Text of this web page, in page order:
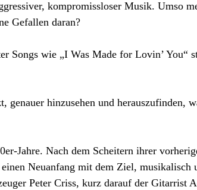
kompromissloser Musik. Umso
Gefallen daran?
Songs wie „I Was Made for Lovin’ You“
genauer hinzusehen und herauszufinden,
Jahre. Nach dem Scheitern ihrer
Neuanfang mit dem Ziel, musikalisch
Peter Criss, kurz darauf der Gitarrist